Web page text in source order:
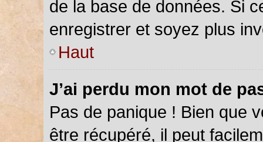
de la base de données. Si
enregistrer et soyez plus
Haut
J’ai perdu mon mot de
Pas de panique ! Bien que
être récupéré, il peut